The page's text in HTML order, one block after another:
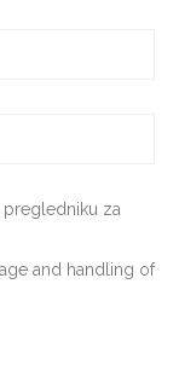
za
and handling of